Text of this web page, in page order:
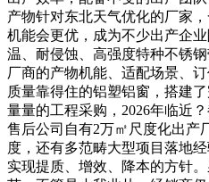
产物针对东北天气优化的厂家
机能会更优，成为不少出产企
温、耐侵蚀、高强度特种不锈
厂商的产物机能、适配场景、
质量靠得住的铝塑铝窗，搭建
量量的工程采购，2026年临近
售后公司自有2万㎡尺度化出产
度，还有多范畴大型项目落地
实现提质、增效、降本的方针